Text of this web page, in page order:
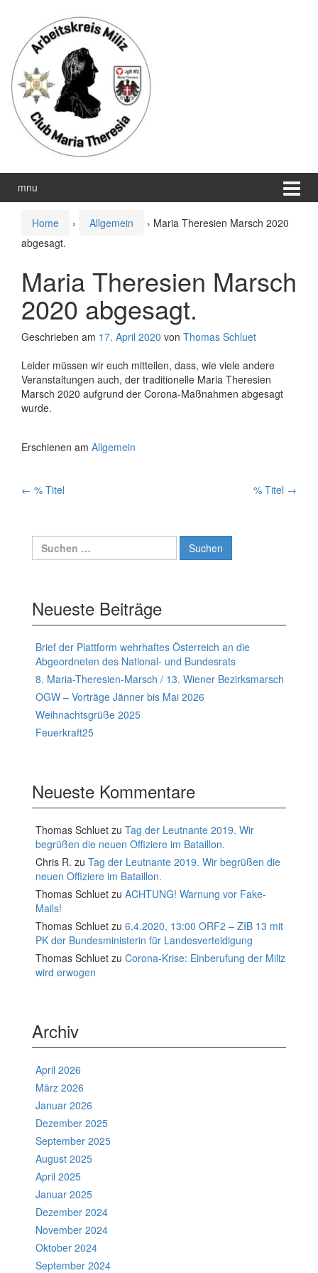
wechseln
Hauptmenü
springen
mnu
Home › Allgemein › Maria Theresien Marsch 2020
abgesagt.
Maria Theresien Marsch
2020 abgesagt.
Geschrieben am 17. April 2020 von Thomas Schluet
Leider müssen wir euch mitteilen, dass, wie viele andere
Veranstaltungen auch, der traditionelle Maria Theresien
Marsch 2020 aufgrund der Corona-Maßnahmen abgesagt
wurde.
Erschienen am Allgemein
Artikelnavigation
← % Titel % Titel →
Suchen
nach:
Neueste Beiträge
Brief der Plattform wehrhaftes Österreich an die
Abgeordneten des National- und Bundesrats
8. Maria-Theresien-Marsch / 13. Wiener Bezirksmarsch
OGW – Vorträge Jänner bis Mai 2026
Weihnachtsgrüße 2025
Feuerkraft25
Neueste Kommentare
Thomas Schluet zu Tag der Leutnante 2019. Wir
begrüßen die neuen Offiziere im Bataillon.
Chris R. zu Tag der Leutnante 2019. Wir begrüßen die
neuen Offiziere im Bataillon.
Thomas Schluet zu ACHTUNG! Warnung vor Fake-
Mails!
Thomas Schluet zu 6.4.2020, 13:00 ORF2 – ZIB 13 mit
PK der Bundesministerin für Landesverteidigung
Thomas Schluet zu Corona-Krise: Einberufung der Miliz
wird erwogen
Archiv
April 2026
März 2026
Januar 2026
Dezember 2025
September 2025
August 2025
April 2025
Januar 2025
Dezember 2024
November 2024
Oktober 2024
September 2024